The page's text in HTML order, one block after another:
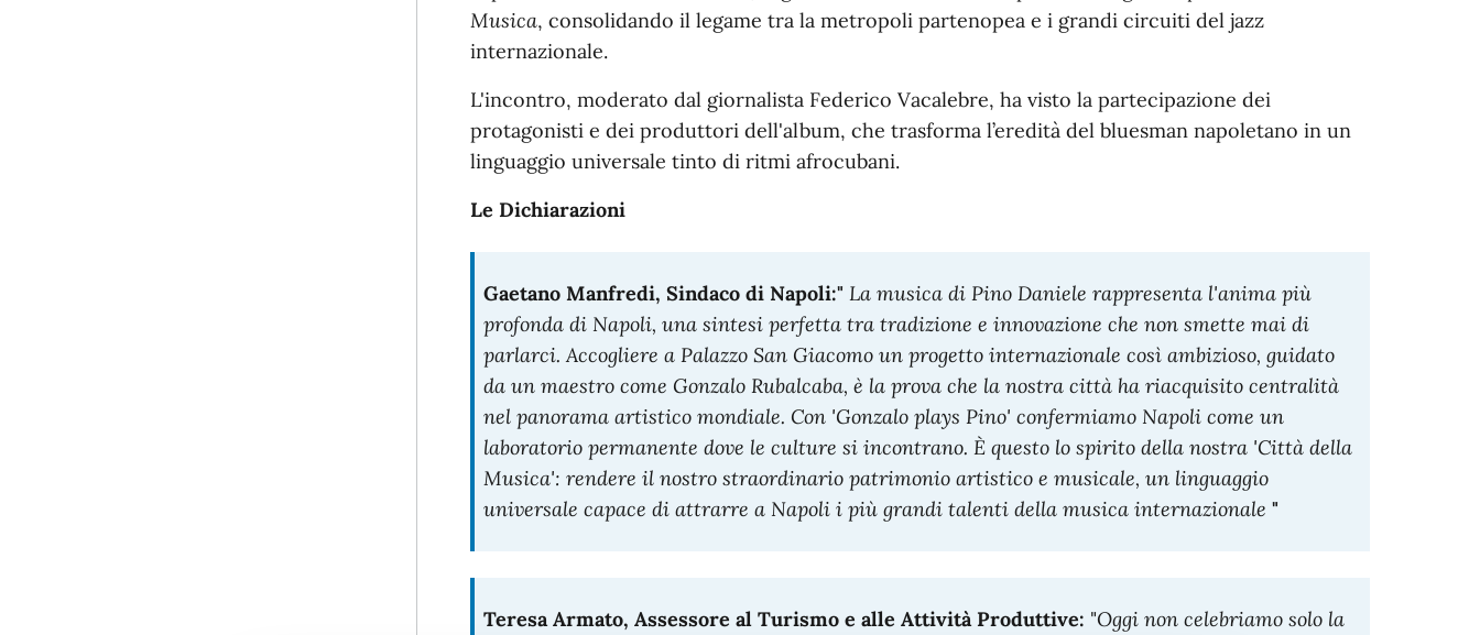
Musica, consolidando il legame tra la metropoli partenopea e i grandi circuiti del jazz
internazionale.
L'incontro, moderato dal giornalista Federico Vacalebre, ha visto la partecipazione dei
protagonisti e dei produttori dell'album, che trasforma l’eredità del bluesman napoletano in un
linguaggio universale tinto di ritmi afrocubani.
Le Dichiarazioni
Gaetano Manfredi, Sindaco di Napoli:" La musica di Pino Daniele rappresenta l'anima più
profonda di Napoli, una sintesi perfetta tra tradizione e innovazione che non smette mai di
parlarci. Accogliere a Palazzo San Giacomo un progetto internazionale così ambizioso, guidato
da un maestro come Gonzalo Rubalcaba, è la prova che la nostra città ha riacquisito centralità
nel panorama artistico mondiale. Con 'Gonzalo plays Pino' confermiamo Napoli come un
laboratorio permanente dove le culture si incontrano. È questo lo spirito della nostra 'Città della
Musica': rendere il nostro straordinario patrimonio artistico e musicale, un linguaggio
universale capace di attrarre a Napoli i più grandi talenti della musica internazionale "
Teresa Armato, Assessore al Turismo e alle Attività Produttive: "Oggi non celebriamo solo la